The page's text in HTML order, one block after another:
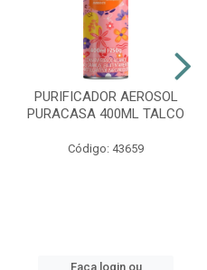
PURIFICADOR AEROSOL
PURACASA 400ML TALCO
Código: 43659
Faça login ou